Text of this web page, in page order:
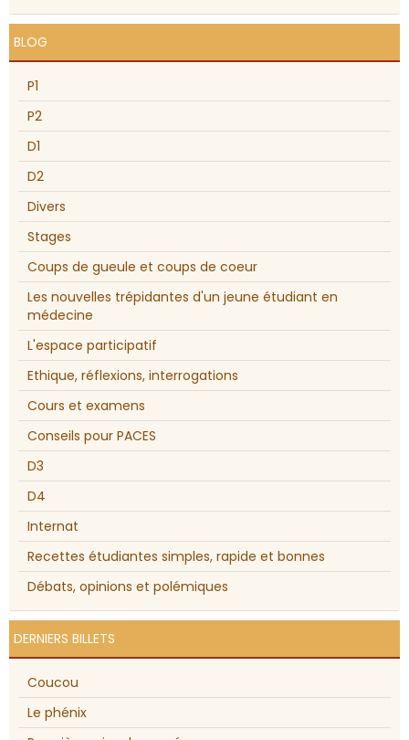
BLOG
P1
P2
D1
D2
Divers
Stages
Coups de gueule et coups de coeur
Les nouvelles trépidantes d'un jeune étudiant en
médecine
L'espace participatif
Ethique, réflexions, interrogations
Cours et examens
Conseils pour PACES
D3
D4
Internat
Recettes étudiantes simples, rapide et bonnes
Débats, opinions et polémiques
DERNIERS BILLETS
Coucou
Le phénix